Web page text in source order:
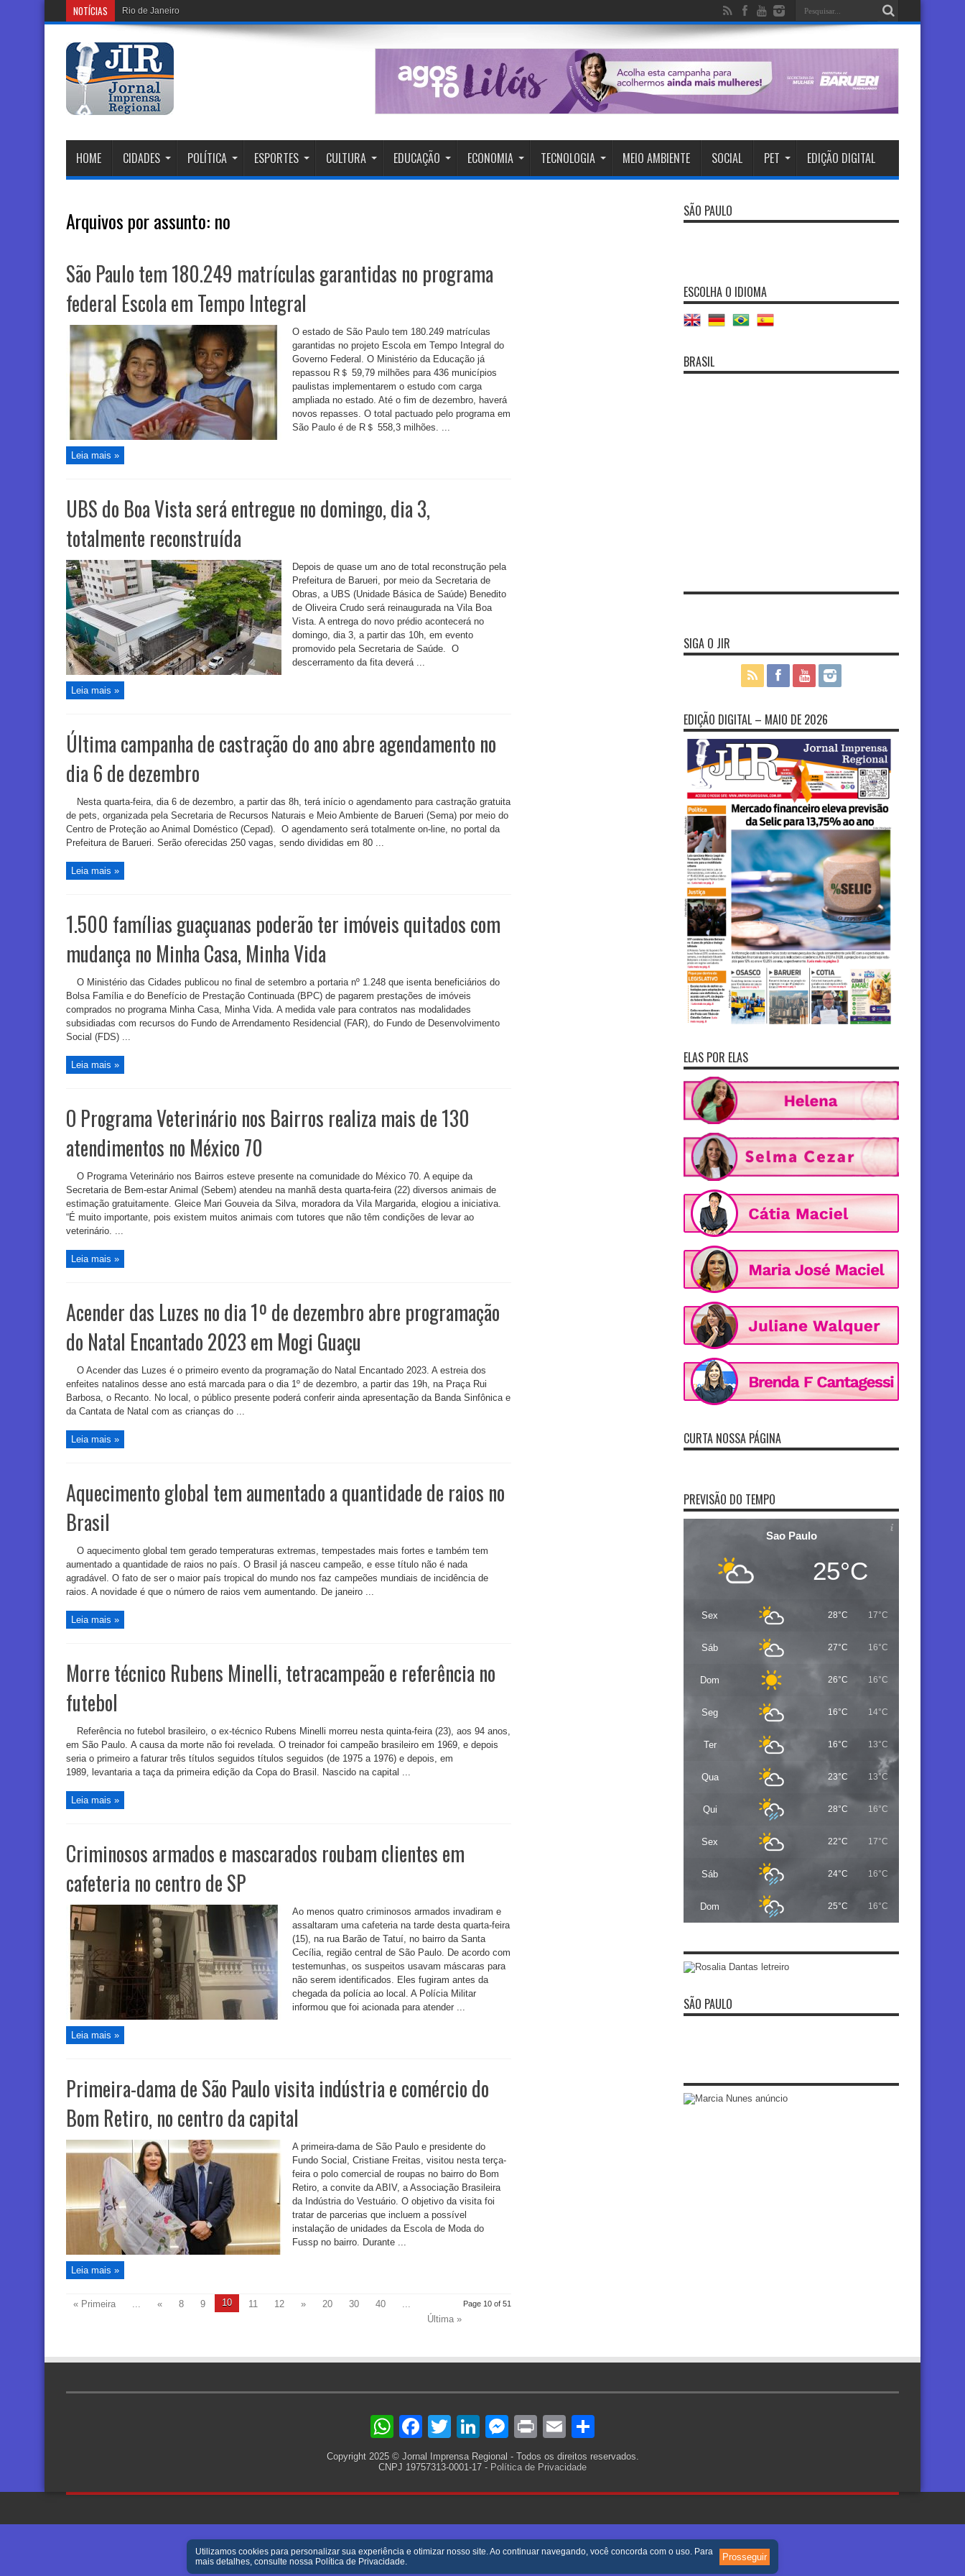
NOTÍCIAS Rio de Janeiro sob Alerta Máximo: Rajadas de Ve
HOME CIDADES POLÍTICA ESPORTES CULTURA EDUCAÇÃO ECONOMIA TECNOLOGIA MEIO AMBIENTE SOCIAL PET EDIÇÃO DIGITAL
Arquivos por assunto: no
São Paulo tem 180.249 matrículas garantidas no programa
federal Escola em Tempo Integral
O estado de São Paulo tem 180.249 matrículas
garantidas no projeto Escola em Tempo Integral do
Governo Federal. O Ministério da Educação já
repassou R＄ 59,79 milhões para 436 municípios
paulistas implementarem o estudo com carga
ampliada no estado. Até o fim de dezembro, haverá
novos repasses. O total pactuado pelo programa em
São Paulo é de R＄ 558,3 milhões. ...
Leia mais »
UBS do Boa Vista será entregue no domingo, dia 3,
totalmente reconstruída
Depois de quase um ano de total reconstrução pela
Prefeitura de Barueri, por meio da Secretaria de
Obras, a UBS (Unidade Básica de Saúde) Benedito
de Oliveira Crudo será reinaugurada na Vila Boa
Vista. A entrega do novo prédio acontecerá no
domingo, dia 3, a partir das 10h, em evento
promovido pela Secretaria de Saúde. O
descerramento da fita deverá ...
Leia mais »
Última campanha de castração do ano abre agendamento no
dia 6 de dezembro
Nesta quarta-feira, dia 6 de dezembro, a partir das 8h, terá início o agendamento para castração gratuita
de pets, organizada pela Secretaria de Recursos Naturais e Meio Ambiente de Barueri (Sema) por meio do
Centro de Proteção ao Animal Doméstico (Cepad). O agendamento será totalmente on-line, no portal da
Prefeitura de Barueri. Serão oferecidas 250 vagas, sendo divididas em 80 ...
Leia mais »
1.500 famílias guaçuanas poderão ter imóveis quitados com
mudança no Minha Casa, Minha Vida
O Ministério das Cidades publicou no final de setembro a portaria nº 1.248 que isenta beneficiários do
Bolsa Família e do Benefício de Prestação Continuada (BPC) de pagarem prestações de imóveis
comprados no programa Minha Casa, Minha Vida. A medida vale para contratos nas modalidades
subsidiadas com recursos do Fundo de Arrendamento Residencial (FAR), do Fundo de Desenvolvimento
Social (FDS) ...
Leia mais »
O Programa Veterinário nos Bairros realiza mais de 130
atendimentos no México 70
O Programa Veterinário nos Bairros esteve presente na comunidade do México 70. A equipe da
Secretaria de Bem-estar Animal (Sebem) atendeu na manhã desta quarta-feira (22) diversos animais de
estimação gratuitamente. Gleice Mari Gouveia da Silva, moradora da Vila Margarida, elogiou a iniciativa.
“É muito importante, pois existem muitos animais com tutores que não têm condições de levar ao
veterinário. ...
Leia mais »
Acender das Luzes no dia 1º de dezembro abre programação
do Natal Encantado 2023 em Mogi Guaçu
O Acender das Luzes é o primeiro evento da programação do Natal Encantado 2023. A estreia dos
enfeites natalinos desse ano está marcada para o dia 1º de dezembro, a partir das 19h, na Praça Rui
Barbosa, o Recanto. No local, o público presente poderá conferir ainda apresentação da Banda Sinfônica e
da Cantata de Natal com as crianças do ...
Leia mais »
Aquecimento global tem aumentado a quantidade de raios no
Brasil
O aquecimento global tem gerado temperaturas extremas, tempestades mais fortes e também tem
aumentado a quantidade de raios no país. O Brasil já nasceu campeão, e esse título não é nada
agradável. O fato de ser o maior país tropical do mundo nos faz campeões mundiais de incidência de
raios. A novidade é que o número de raios vem aumentando. De janeiro ...
Leia mais »
Morre técnico Rubens Minelli, tetracampeão e referência no
futebol
Referência no futebol brasileiro, o ex-técnico Rubens Minelli morreu nesta quinta-feira (23), aos 94 anos,
em São Paulo. A causa da morte não foi revelada. O treinador foi campeão brasileiro em 1969, e depois
seria o primeiro a faturar três títulos seguidos títulos seguidos (de 1975 a 1976) e depois, em
1989, levantaria a taça da primeira edição da Copa do Brasil. Nascido na capital ...
Leia mais »
Criminosos armados e mascarados roubam clientes em
cafeteria no centro de SP
Ao menos quatro criminosos armados invadiram e
assaltaram uma cafeteria na tarde desta quarta-feira
(15), na rua Barão de Tatuí, no bairro da Santa
Cecília, região central de São Paulo. De acordo com
testemunhas, os suspeitos usavam máscaras para
não serem identificados. Eles fugiram antes da
chegada da polícia ao local. A Polícia Militar
informou que foi acionada para atender ...
Leia mais »
Primeira-dama de São Paulo visita indústria e comércio do
Bom Retiro, no centro da capital
A primeira-dama de São Paulo e presidente do
Fundo Social, Cristiane Freitas, visitou nesta terça-
feira o polo comercial de roupas no bairro do Bom
Retiro, a convite da ABIV, a Associação Brasileira
da Indústria do Vestuário. O objetivo da visita foi
tratar de parcerias que incluem a possível
instalação de unidades da Escola de Moda do
Fussp no bairro. Durante ...
Leia mais »
Page 10 of 51
« Primeira ... « 8 9 10 11 12 » 20 30 40
...
Última »
SÃO PAULO
ESCOLHA O IDIOMA
BRASIL
SIGA O JIR
EDIÇÃO DIGITAL – MAIO DE 2026
ELAS POR ELAS
CURTA NOSSA PÁGINA
PREVISÃO DO TEMPO
Sao Paulo
25°C
Sex 28°C 17°C
Sáb 27°C 16°C
Dom 26°C 16°C
Seg 16°C 14°C
Ter 16°C 13°C
Qua 23°C 13°C
Qui 28°C 16°C
Sex 22°C 17°C
Sáb 24°C 16°C
Dom 25°C 16°C
SÃO PAULO
WhatsApp
Facebook
TwitterLinkedIn
Messenger
PrintEmail
Copyright 2025 © Jornal Imprensa Regional - Todos os direitos reservados.
CNPJ 19757313-0001-17 - Política de Privacidade
Utilizamos cookies para personalizar sua experiência e otimizar nosso site. Ao continuar navegando, você concorda com o uso. Para
mais detalhes, consulte nossa Política de Privacidade. Prosseguir